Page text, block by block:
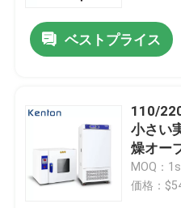
ベストプライス
110/
小さい
燥オー
MOQ：
価格：